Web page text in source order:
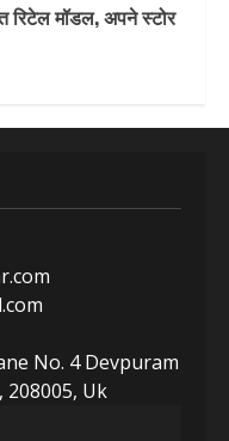
रिटेल मॉडल, अपने स्टोर
No. 4 Devpuram
208005, Uk